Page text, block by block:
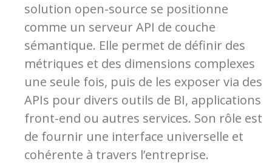
solution open-source se positionne
comme un serveur API de couche
sémantique. Elle permet de définir des
métriques et des dimensions complexes
une seule fois, puis de les exposer via des
APIs pour divers outils de BI, applications
front-end ou autres services. Son rôle est
de fournir une interface universelle et
cohérente à travers l’entreprise.